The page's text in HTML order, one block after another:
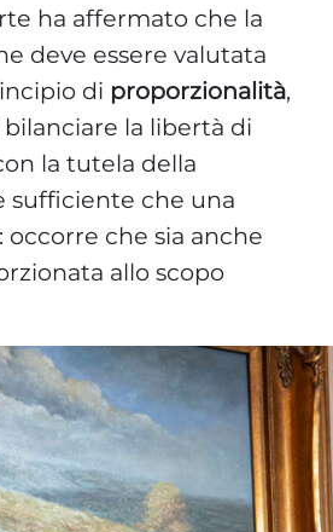
ha affermato che la
deve essere valutata
di proporzionalità,
la libertà di
la tutela della
sufficiente che una
occorre che sia anche
allo scopo